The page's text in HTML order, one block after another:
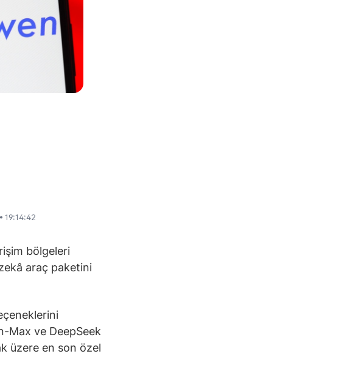
19:14:42
bölgeleri
zekâ araç paketini
Max ve DeepSeek
üzere en son özel